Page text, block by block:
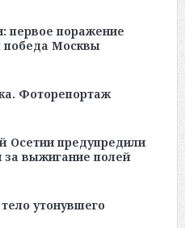
первое поражение
победа Москвы
Фоторепортаж
Осетии предупредили
за выжигание полей
утонувшего